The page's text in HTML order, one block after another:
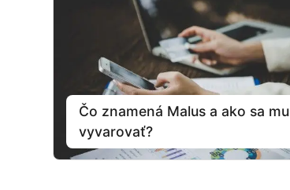
Čo znamená Malus a ako sa mu
vyvarovať?